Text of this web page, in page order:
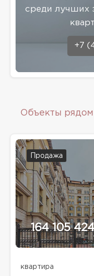
среди лучших
+7
Объекты рядом
Продажа
164 105
квартира